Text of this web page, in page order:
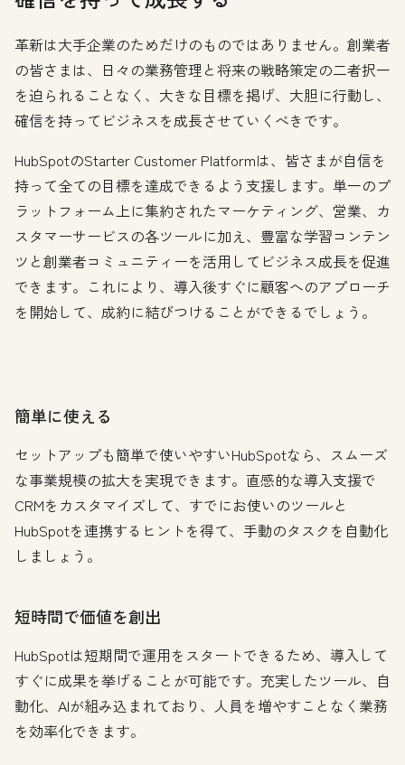
革新は大手企業のためだけのものではありません。創業者
の皆さまは、日々の業務管理と将来の戦略策定の二者択一
を迫られることなく、大きな目標を掲げ、大胆に行動し、
確信を持ってビジネスを成長させていくべきです。
HubSpotのStarter Customer Platformは、皆さまが自信を
持って全ての目標を達成できるよう支援します。単一のプ
ラットフォーム上に集約されたマーケティング、営業、カ
スタマーサービスの各ツールに加え、豊富な学習コンテン
ツと創業者コミュニティーを活用してビジネス成長を促進
できます。これにより、導入後すぐに顧客へのアプローチ
を開始して、成約に結びつけることができるでしょう。
簡単に使える
セットアップも簡単で使いやすいHubSpotなら、スムーズ
な事業規模の拡大を実現できます。直感的な導入支援で
CRMをカスタマイズして、すでにお使いのツールと
HubSpotを連携するヒントを得て、手動のタスクを自動化
しましょう。
短時間で価値を創出
HubSpotは短期間で運用をスタートできるため、導入して
すぐに成果を挙げることが可能です。充実したツール、自
動化、AIが組み込まれており、人員を増やすことなく業務
を効率化できます。